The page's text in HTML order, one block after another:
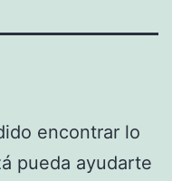
encontrar lo
pueda ayudarte